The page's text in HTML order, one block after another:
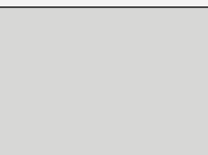
[GK] Endless Legend 2 :
[LS] [PS5] Le WebKit
[GK] Oubliez Crazy Taxi,
[LS] [Switch] NSZ 5.0.0